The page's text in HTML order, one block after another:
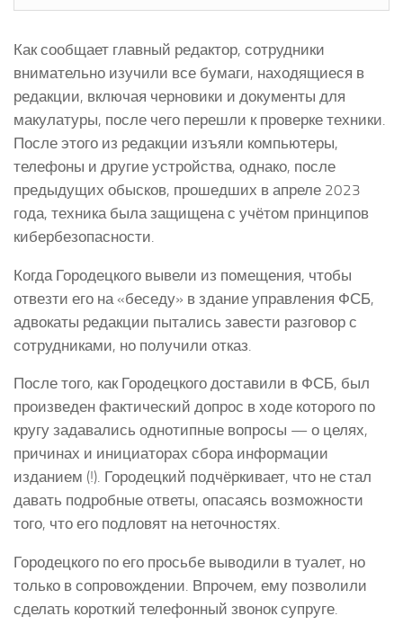
Как сообщает главный редактор, сотрудники
внимательно изучили все бумаги, находящиеся в
редакции, включая черновики и документы для
макулатуры, после чего перешли к проверке техники.
После этого из редакции изъяли компьютеры,
телефоны и другие устройства, однако, после
предыдущих обысков, прошедших в апреле 2023
года, техника была защищена с учётом принципов
кибербезопасности.
Когда Городецкого вывели из помещения, чтобы
отвезти его на «беседу» в здание управления ФСБ,
адвокаты редакции пытались завести разговор с
сотрудниками, но получили отказ.
После того, как Городецкого доставили в ФСБ, был
произведен фактический допрос в ходе которого по
кругу задавались однотипные вопросы — о целях,
причинах и инициаторах сбора информации
изданием (!). Городецкий подчёркивает, что не стал
давать подробные ответы, опасаясь возможности
того, что его подловят на неточностях.
Городецкого по его просьбе выводили в туалет, но
только в сопровождении. Впрочем, ему позволили
сделать короткий телефонный звонок супруге.